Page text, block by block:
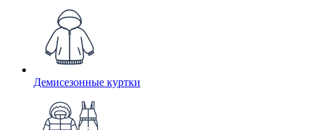
Демисезонные куртки